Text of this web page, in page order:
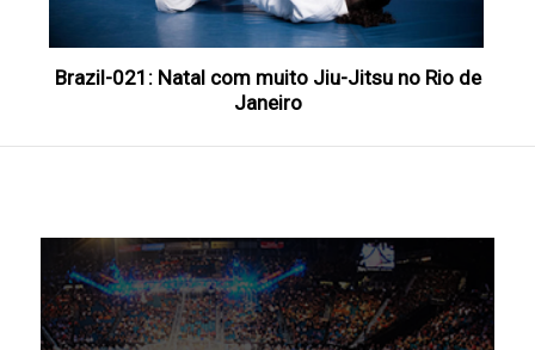
Brazil-021: Natal com muito Jiu-Jitsu no Rio de
Janeiro